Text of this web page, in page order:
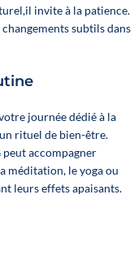
invite à la patience.
subtils dans
journée dédié à la
rituel de bien-être.
peut accompagner
méditation, le yoga ou
leurs effets apaisants.